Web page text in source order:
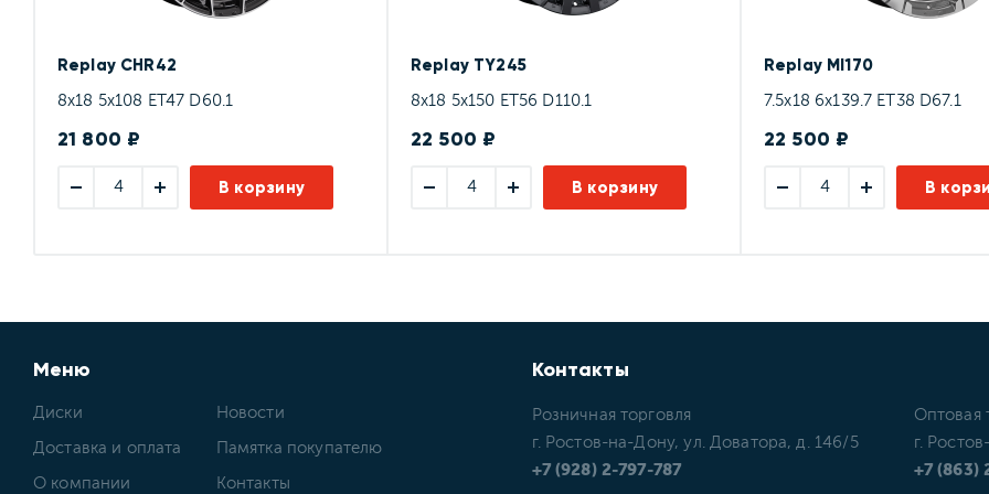
Replay CHR42
8x18 5x108 ET47 D60.1
21 800 ₽
В корзину
Replay TY245
8x18 5x150 ET56 D110.1
22 500 ₽
В корзину
Replay MI170
7.5x18 6x139.7 ET38 D67.1
22 500 ₽
В
Меню
Диски
Доставка и оплата
О компании
Новости
Памятка покупателю
Контакты
Контакты
Розничная торговля
г. Ростов-на-Дону, ул. Доватора, д. 146/5
+7 (928) 2-797-787
Оптовая
г.
+7 (863)